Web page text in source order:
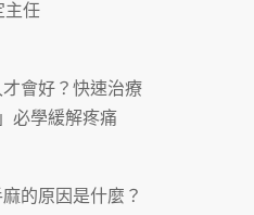
3招救命
收兩例中暑病例：
院回顧發展歷程與
主任
會好？快速治療
必學緩解疼痛
的原因是什麼？